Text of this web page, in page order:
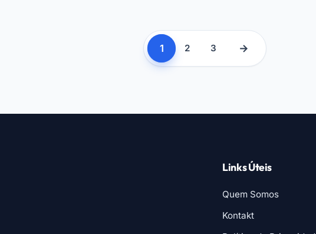
1 2 3 →
Links Úteis
Quem Somos
Kontakt